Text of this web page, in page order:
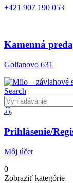
+421 907 190 053
Kamenná
Golianovo 631
Search
Prihlásenie/
Môj účet
0
Zobraziť kategórie